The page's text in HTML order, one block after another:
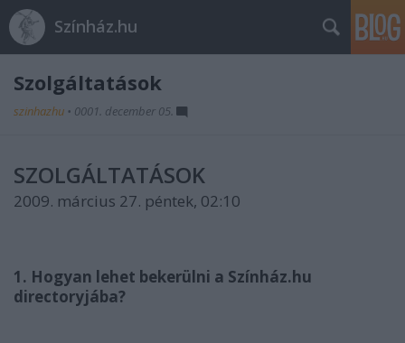
Színház.hu
Szolgáltatások
szinhazhu • 0001. december 05.
SZOLGÁLTATÁSOK
2009. március 27. péntek, 02:10
1. Hogyan lehet bekerülni a Színház.hu
directoryjába?